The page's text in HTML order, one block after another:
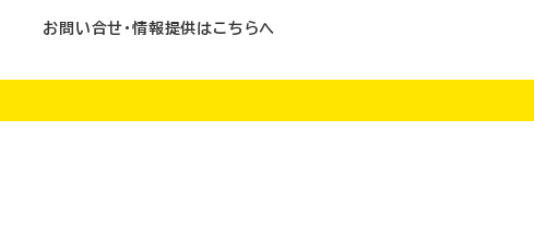
お問い合せ・情報提供はこちらへ